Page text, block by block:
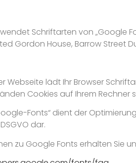
Schriftarten von „Google
Gordon House, Barrow Street
Webseite lädt Ihr Browser
Cookies auf Ihrem Rechner
Fonts“ dient der
dar.
zu Google Fonts erhalten Sie